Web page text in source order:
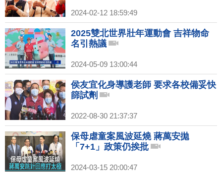
2024-02-12 18:59:49
2025雙北世界壯年運動會 吉祥物命
名引熱議
2024-05-09 13:00:44
侯友宜化身導護老師 要求各校備妥快
篩試劑
2022-08-30 21:37:37
保母虐童案風波延燒 蔣萬安拋
「7+1」政策仍挨批
2024-03-15 20:00:47